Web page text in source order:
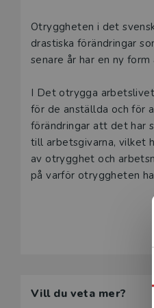
Beskrivning
Otryggheten i det
drastiska förändringar
senare år har en ny
I Det otrygga arbetslivet
för de anställda och för
förändringar att det har
till arbetsgivarna, vilket
av otrygghet och
på varför otryggheten
Vill du veta mer?